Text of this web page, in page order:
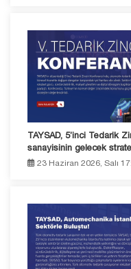
TAYSAD, 5’inci Tedarik
sanayisinin gelecek
23 Haziran 2026, Salı